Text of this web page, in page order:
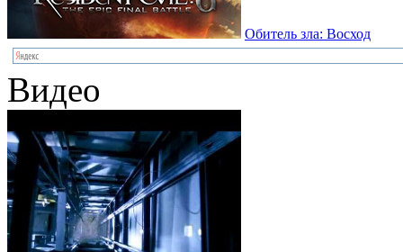
Обитель зла: Восход
Видео